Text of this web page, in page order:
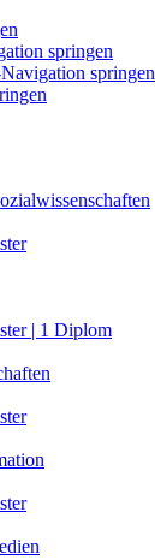
springen
springen
| 1 Diplom